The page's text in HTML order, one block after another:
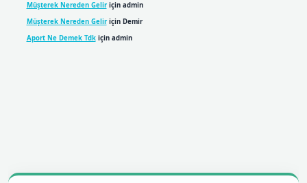
Müşterek Nereden Geliriçin admin
Müşterek Nereden Geliriçin Demir
Aport Ne Demek Tdkiçin admin